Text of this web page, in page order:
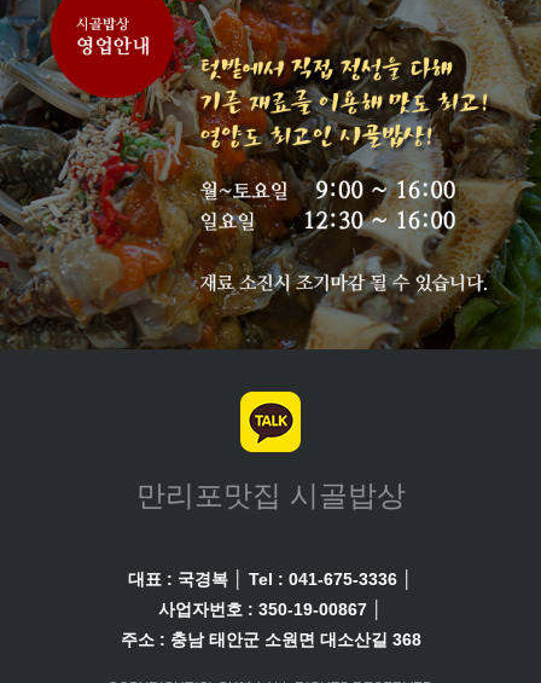
만리포맛집 시골밥상
대표 : 국경복 Tel : 041-675-3336
사업자번호 : 350-19-00867
주소 : 충남 태안군 소원면 대소산길 368